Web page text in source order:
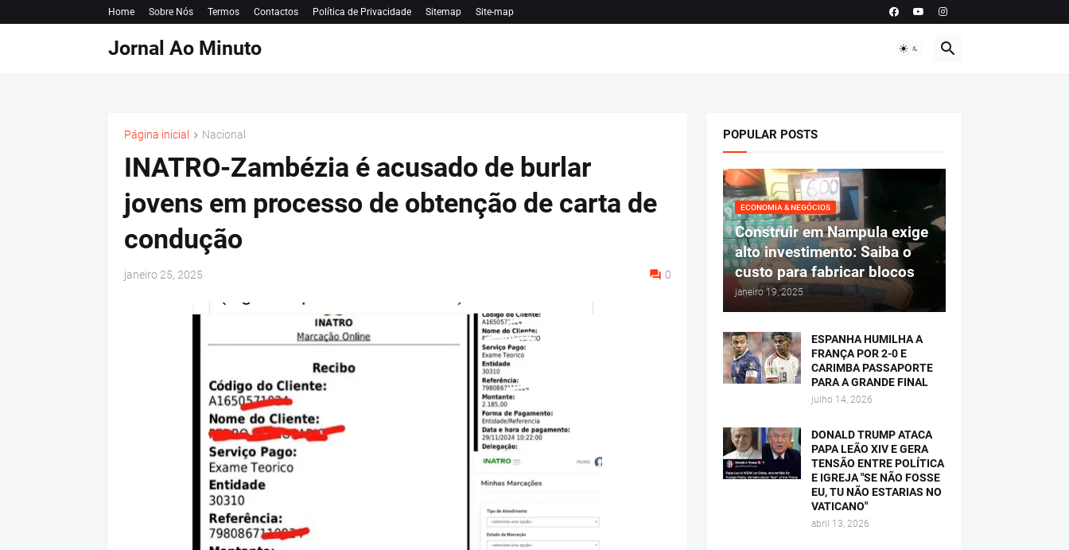
Home Sobre Nós Termos Contactos Política de Privacidade Sitemap Site-map
Jornal Ao Minuto
Página inicial Nacional
INATRO-Zambézia é acusado de burlar
jovens em processo de obtenção de carta de
condução
janeiro 25, 2025 0
POPULAR POSTS
ECONOMIA & NEGÓCIOS
Construir em Nampula exige
alto investimento: Saiba o
custo para fabricar blocos
janeiro 19, 2025
ESPANHA HUMILHA A
FRANÇA POR 2-0 E
CARIMBA PASSAPORTE
PARA A GRANDE FINAL
julho 14, 2026
DONALD TRUMP ATACA
PAPA LEÃO XIV E GERA
TENSÃO ENTRE POLÍTICA
E IGREJA "SE NÃO FOSSE
EU, TU NÃO ESTARIAS NO
VATICANO"
abril 13, 2026